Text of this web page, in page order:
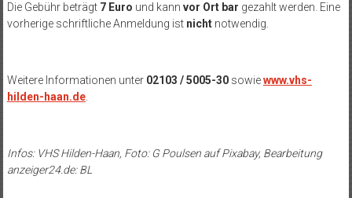
Die Gebühr beträgt 7 Euro und kann vor Ort bar gezahlt werden. Eine
vorherige schriftliche Anmeldung istnicht notwendig.
Weitere Informationen unter 02103 / 5005-30sowiewww.vhs-
hilden-haan.de.
Infos: VHS Hilden-Haan, Foto: G PoulsenaufPixabay, Bearbeitung
anzeiger24.de: BL